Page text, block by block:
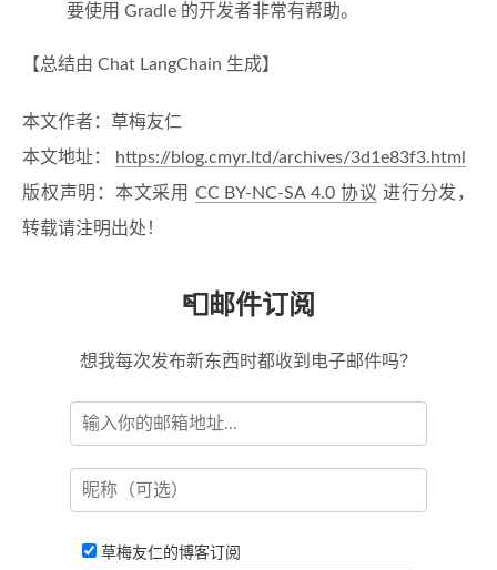
要使用 Gradle 的开发者非常有帮助。
【总结由 Chat LangChain 生成】
本文作者：草梅友仁
本文地址：
https://blog.cmyr.ltd/archives/3d1e83f3.html
版权声明：本文采用 CC BY-NC-SA 4.0 协议 进行分发，
转载请注明出处！
📮邮件订阅
想我每次发布新东西时都收到电子邮件吗？
草梅友仁的博客订阅